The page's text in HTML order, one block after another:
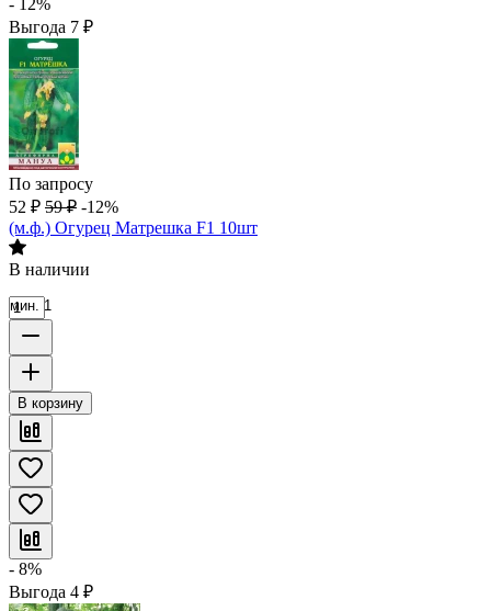
Выгода 7 ₽
По запросу
52 ₽ 59 ₽ -12%
(м.ф.) Огурец Матрешка F1 10шт
В наличии
мин. 1
В корзину
- 8%
Выгода 4 ₽